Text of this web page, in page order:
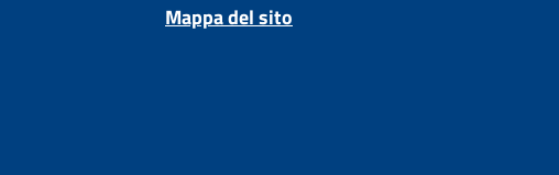
Mappa del sito